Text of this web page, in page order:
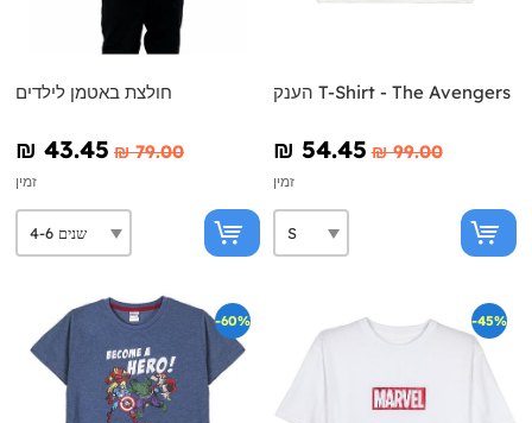
חולצת באטמן לילדים
₪‎ 43.45 ₪‎ 79.00
זמין
הענק T-Shirt - The Avengers
₪‎ 54.45 ₪‎ 99.00
זמין
-60% -45%